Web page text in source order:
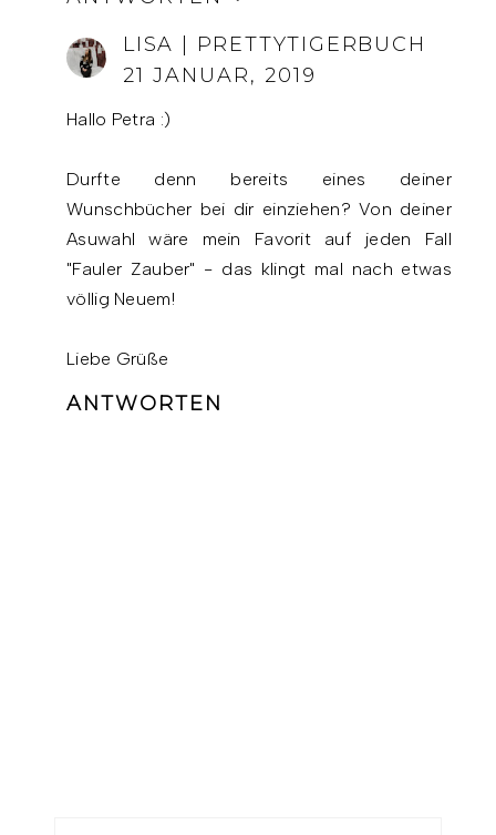
LISA | PRETTYTIGERBUCH
21 JANUAR, 2019
Hallo Petra :)
Durfte denn bereits eines deiner
Wunschbücher bei dir einziehen? Von deiner
Asuwahl wäre mein Favorit auf jeden Fall
"Fauler Zauber" - das klingt mal nach etwas
völlig Neuem!
Liebe Grüße
ANTWORTEN